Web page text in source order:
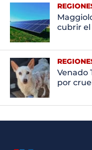
cubrir el
Venado
por